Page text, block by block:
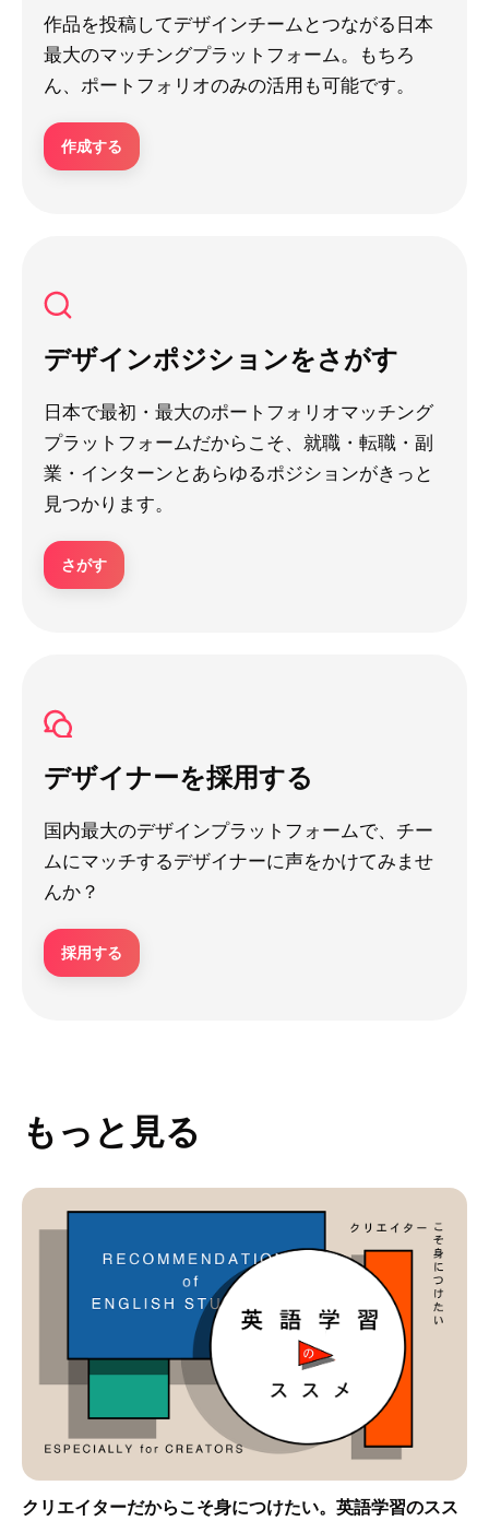
作品を投稿してデザインチームとつながる日本
最大のマッチングプラットフォーム。もちろ
ん、ポートフォリオのみの活用も可能です。
作成する
デザインポジションをさがす
日本で最初・最大のポートフォリオマッチング
プラットフォームだからこそ、就職・転職・副
業・インターンとあらゆるポジションがきっと
見つかります。
さがす
デザイナーを採用する
国内最大のデザインプラットフォームで、チー
ムにマッチするデザイナーに声をかけてみませ
んか？
採用する
もっと見る
クリエイターだからこそ身につけたい。英語学習のスス